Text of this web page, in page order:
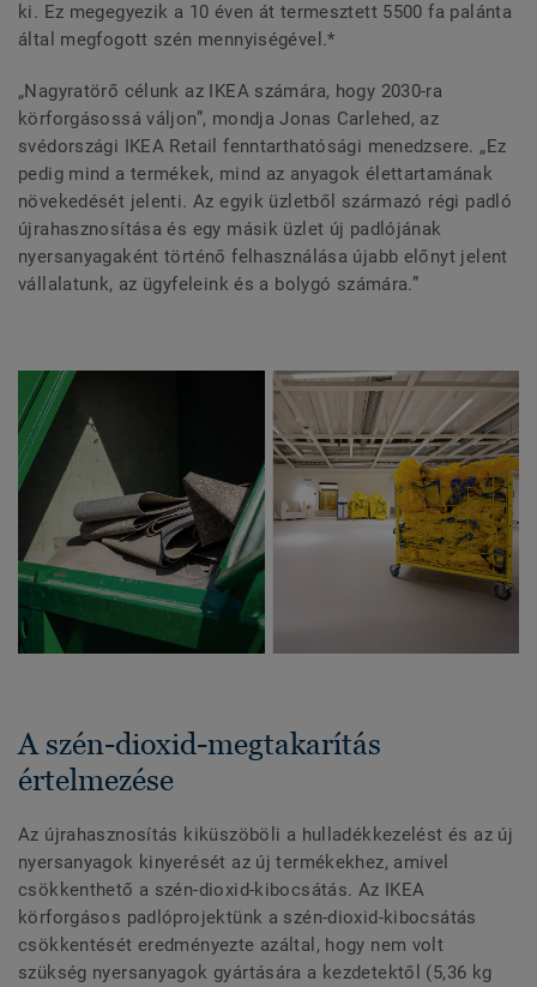
ki. Ez megegyezik a 10 éven át termesztett 5500 fa palánta
által megfogott szén mennyiségével.*
„Nagyratörő célunk az IKEA számára, hogy 2030-ra
körforgásossá váljon”, mondja Jonas Carlehed, az
svédországi IKEA Retail fenntarthatósági menedzsere. „Ez
pedig mind a termékek, mind az anyagok élettartamának
növekedését jelenti. Az egyik üzletből származó régi padló
újrahasznosítása és egy másik üzlet új padlójának
nyersanyagaként történő felhasználása újabb előnyt jelent
vállalatunk, az ügyfeleink és a bolygó számára.”
A szén-dioxid-megtakarítás
értelmezése
Az újrahasznosítás kiküszöböli a hulladékkezelést és az új
nyersanyagok kinyerését az új termékekhez, amivel
csökkenthető a szén-dioxid-kibocsátás. Az IKEA
körforgásos padlóprojektünk a szén-dioxid-kibocsátás
csökkentését eredményezte azáltal, hogy nem volt
szükség nyersanyagok gyártására a kezdetektől (5,36 kg